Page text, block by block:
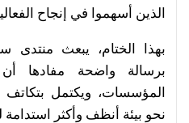
الذين أسهموا في إنجاح
بهذا الختام، يبعث منتدى
برسالة واضحة مفادها
المؤسسات، ويكتمل
نحو بيئة أنظف وأكثر استدامة